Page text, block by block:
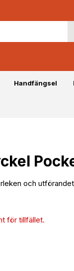
Handfängsel
och
för tillfället.